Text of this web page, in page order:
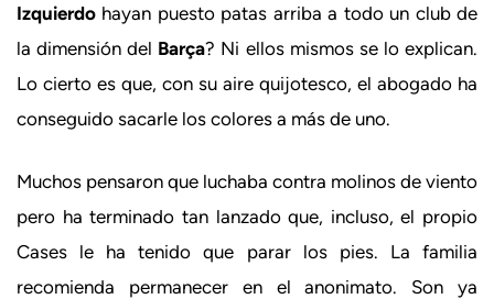
Izquierdo hayan puesto patas arriba a todo un club de
la dimensión del Barça? Ni ellos mismos se lo explican.
Lo cierto es que, con su aire quijotesco, el abogado ha
conseguido sacarle los colores a más de uno.
Muchos pensaron que luchaba contra molinos de viento
pero ha terminado tan lanzado que, incluso, el propio
Cases le ha tenido que parar los pies. La familia
recomienda permanecer en el anonimato. Son ya